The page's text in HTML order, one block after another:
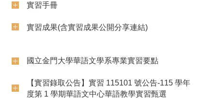
實習手冊
實習成果(含實習成果公開分享連結)
國立金門大學華語文學系專業實習要點
【實習錄取公告】實習 115101 號公告-115 學年
度第 1 學期華語文中心華語教學實習甄選